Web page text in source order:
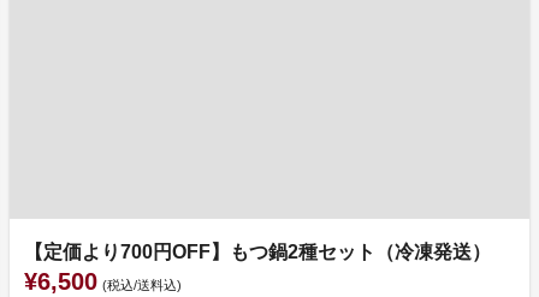
【定価より700円OFF】もつ鍋2種セット（冷凍発送）
¥6,500 (税込/送料込)